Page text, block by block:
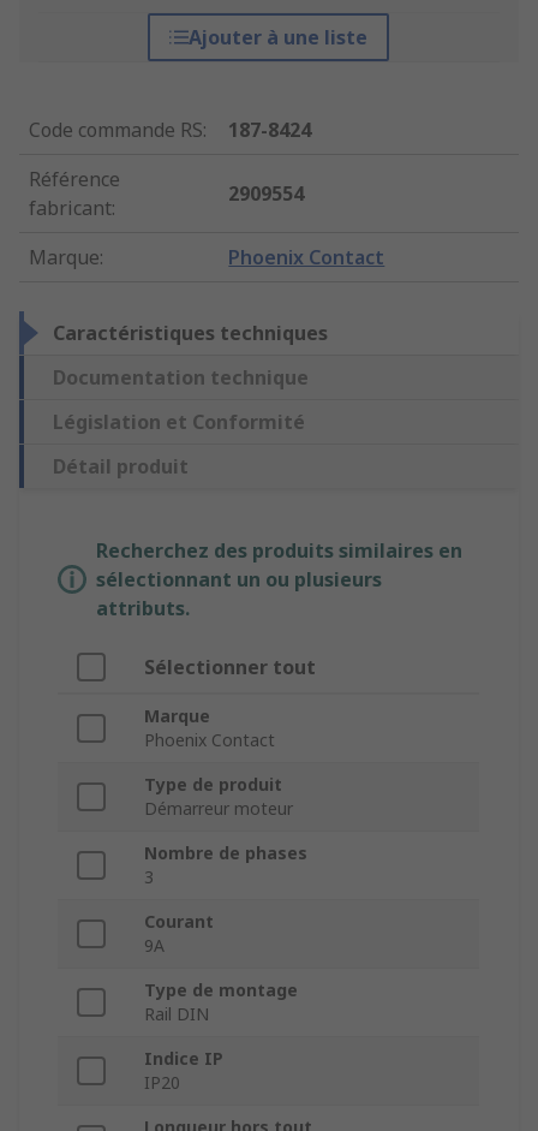
Ajouter à une liste
Code commande RS:
187-8424
Référence
fabricant:
2909554
Marque: Phoenix Contact
Caractéristiques techniques
Documentation technique
Législation et Conformité
Détail produit
Recherchez des produits similaires en
sélectionnant un ou plusieurs
attributs.
Sélectionner tout
Marque
Phoenix Contact
Type de produit
Démarreur moteur
Nombre de phases
3
Courant
9A
Type de montage
Rail DIN
Indice IP
IP20